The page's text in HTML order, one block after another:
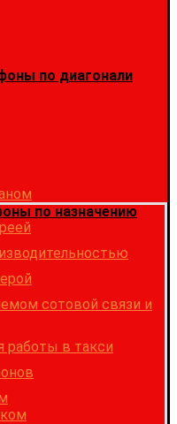
по диагонали
по назначению
сотовой связи и
работы в такси